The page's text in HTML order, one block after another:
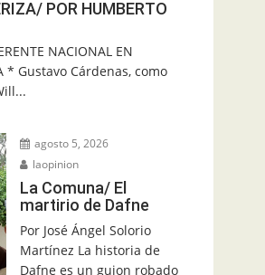
POR HUMBERTO
NACIONAL EN
* Gustavo Cárdenas, como
agosto 5, 2026
laopinion
La Comuna/ El
martirio de Dafne
Por José Ángel Solorio
Martínez La historia de
Dafne es un guion robado